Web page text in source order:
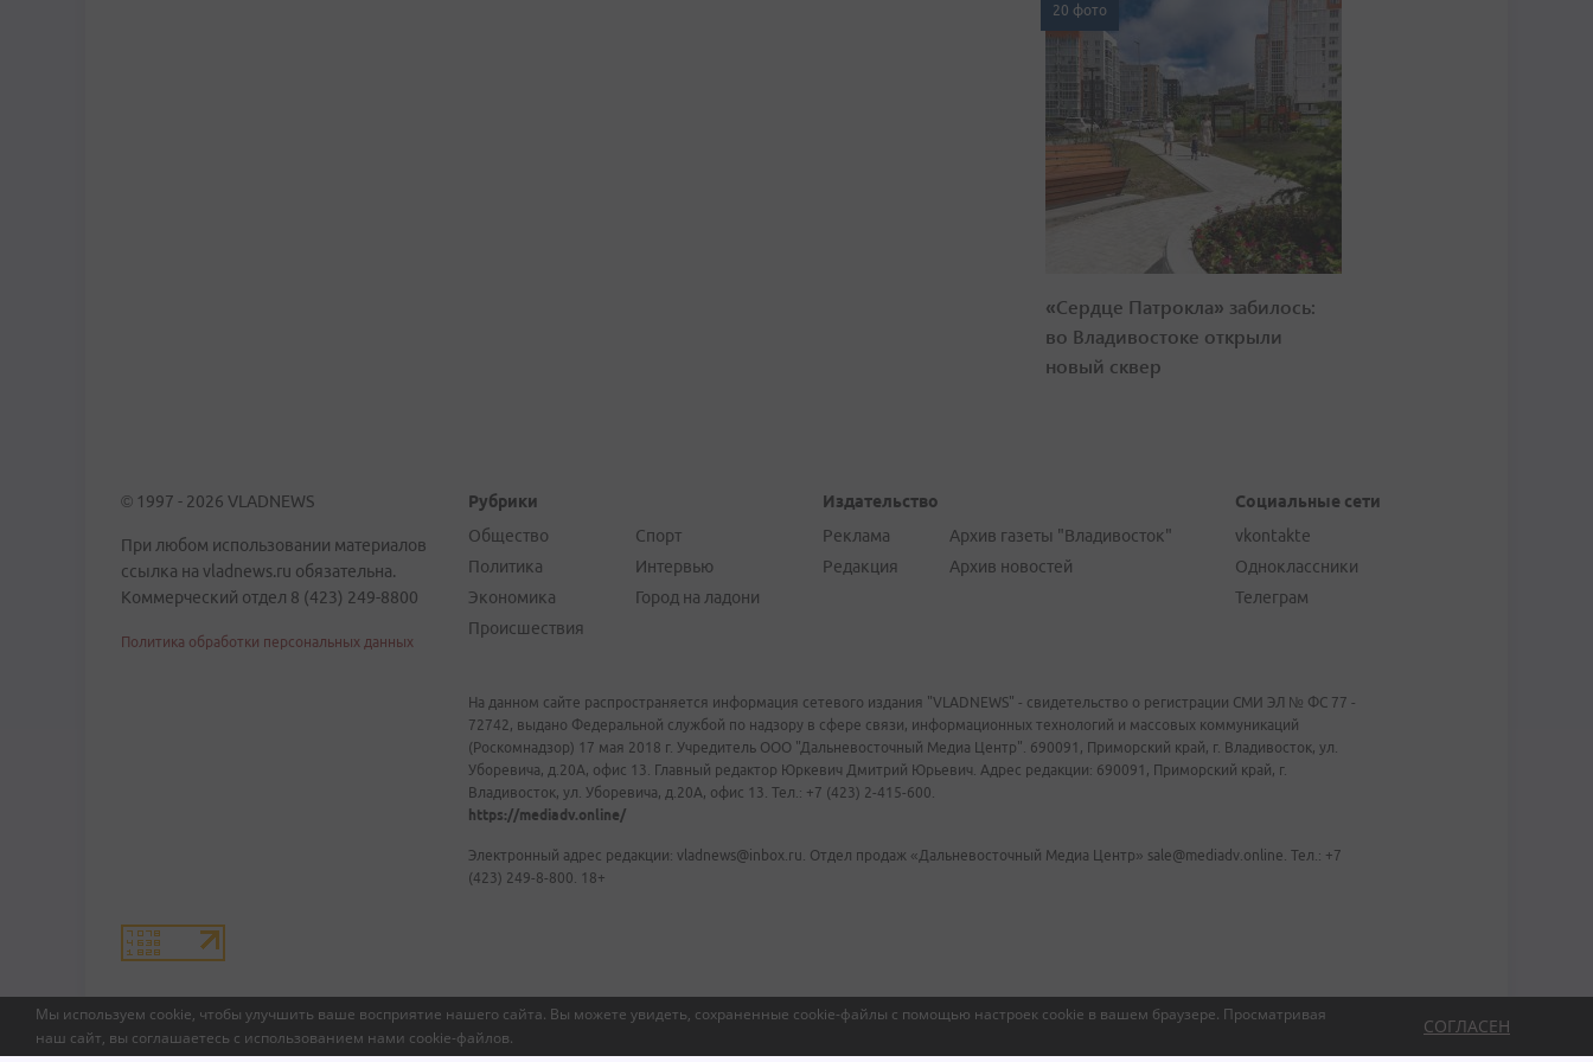
Мы используем cookie, чтобы улучшить ваше восприятие нашего сайта. Вы можете увидеть, сохраненные cookie-файлы с помощью настроек cookie в вашем браузере. Просматривая
наш сайт, вы соглашаетесь с использованием нами cookie-файлов.
СОГЛАСЕН
20 фото
«Сердце Патрокла» забилось:
во Владивостоке открыли
новый сквер
© 1997 - 2026 VLADNEWS
При любом использовании материалов
ссылка на vladnews.ru обязательна.
Коммерческий отдел 8 (423) 249-8800
Политика обработки персональных данных
Рубрики
Общество
Политика
Экономика
Происшествия
Спорт
Интервью
Город на ладони
Издательство
Реклама
Редакция
Архив газеты "Владивосток"
Архив новостей
Социальные сети
vkontakte
Одноклассники
Телеграм
На данном сайте распространяется информация сетевого издания "VLADNEWS" - свидетельство о регистрации СМИ ЭЛ № ФС 77 -
72742, выдано Федеральной службой по надзору в сфере связи, информационных технологий и массовых коммуникаций
(Роскомнадзор) 17 мая 2018 г. Учредитель ООО "Дальневосточный Медиа Центр". 690091, Приморский край, г. Владивосток, ул.
Уборевича, д.20А, офис 13. Главный редактор Юркевич Дмитрий Юрьевич. Адрес редакции: 690091, Приморский край, г.
Владивосток, ул. Уборевича, д.20А, офис 13. Тел.: +7 (423) 2-415-600.
https://mediadv.online/
Электронный адрес редакции: vladnews@inbox.ru. Отдел продаж «Дальневосточный Медиа Центр» sale@mediadv.online. Тел.: +7
(423) 249-8-800. 18+